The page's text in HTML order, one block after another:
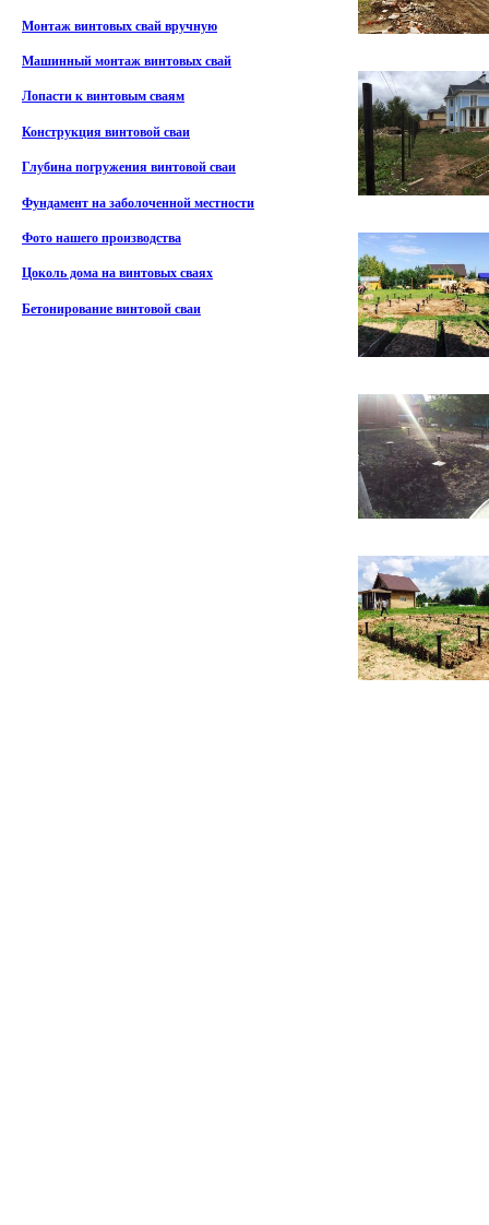
Монтаж винтовых свай вручную
Машинный монтаж винтовых свай
Лопасти к винтовым сваям
Конструкция винтовой сваи
Глубина погружения винтовой сваи
Фундамент на заболоченной местности
Фото нашего производства
Цоколь дома на винтовых сваях
Бетонирование винтовой сваи